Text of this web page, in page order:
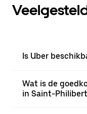
Is Uber
Wat is de
in Saint-